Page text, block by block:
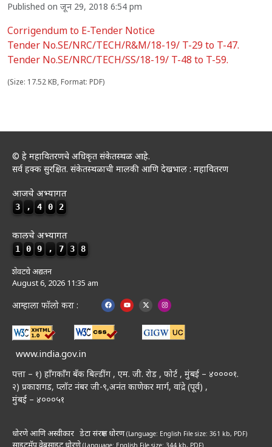
Published on जून 29, 2018 6:54 pm
Corrigendum to E-Tender Notice
Tender No.SE/NRC/TECH/R&M/18-19/ T-29 to T-47.
Tender No.SE/NRC/TECH/SS/18-19/ T-48 to T-59.
(Size: 17.52 KB, Format: PDF)
© हे महावितरणचे अधिकृत संकेतस्थळ आहे.
सर्व हक्क सुरक्षित. संकेतस्थळाची मालकी आणि देखभाल : महावितरण
आजचे अभ्यागत
3 , 4 0 2
कालचे अभ्यागत
1 0 9 , 7 3 8
शेवटचे अद्यतन
August 6, 2026 11:35 am
आम्हाला फॉलो करा :
www.india.gov.in
पत्ता – १) हॉंगकॉंग बँक बिल्डींग , एम. जी. रोड , फोर्ट , मुंबई – ४००००१.
२) प्रकाशगड, प्लॉट नंबर जी-९,अनंत काणेकर मार्ग, वांद्रे (पूर्व) ,
मुंबई – ४०००५१
धोरणे आणि अस्वीकार डेटा संरक्षण धोरण(Language: English File size: 361 kb, PDF)